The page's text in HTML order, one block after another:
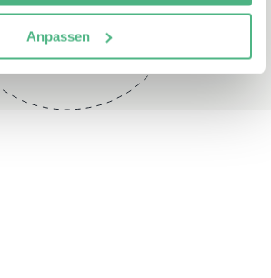
Anpassen
und nach individueller
Terminvereinbarung